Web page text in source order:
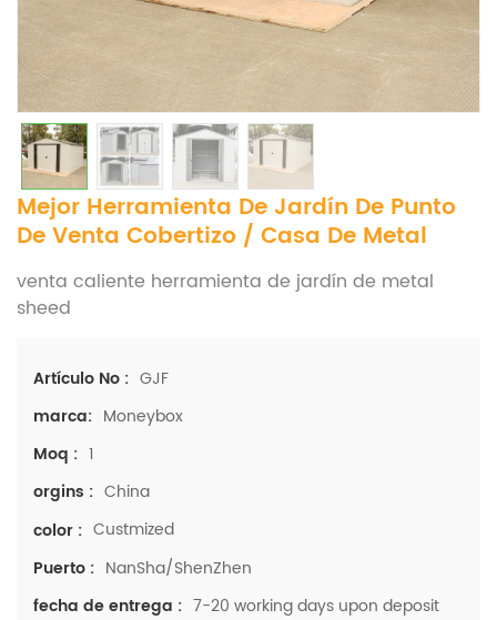
Mejor Herramienta De Jardín De Punto
De Venta Cobertizo / Casa De Metal
venta caliente herramienta de jardín de metal
sheed
Artículo No : GJF
marca: Moneybox
Moq : 1
orgins : China
color : Custmized
Puerto : NanSha/ShenZhen
fecha de entrega : 7-20 working days upon deposit